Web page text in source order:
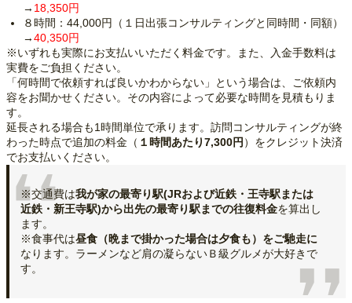
→ 18,350円
８時間：44,000円（１日出張コンサルティングと同時間・同額）
→40,350円
※いずれも実際にお支払いいただく料金です。また、入金手数料は
実費をご負担ください。
「何時間で依頼すれば良いかわからない」という場合は、ご依頼内
容をお聞かせください。その内容によって必要な時間を見積もりま
す。
延長される場合も1時間単位で承ります。訪問コンサルティングが終
わった時点で追加の料金（ １時間あたり7,300円）をクレジット決済
でお支払いください。
※交通費は我が家の最寄り駅(JRおよび近鉄・王寺駅または
近鉄・新王寺駅)から出先の最寄り駅までの往復料金を算出し
ます。
※食事代は昼食（晩まで掛かった場合は夕食も）をご馳走に
なります。ラーメンなど肩の凝らないＢ級グルメが大好きで
す。